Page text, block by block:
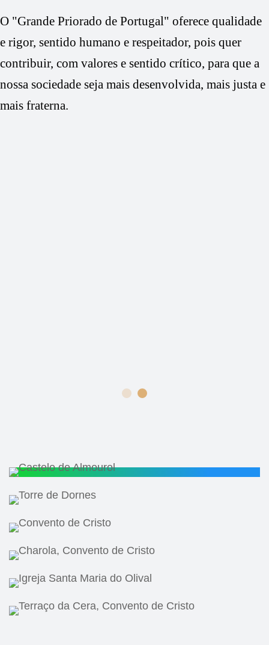
O "Grande Priorado de Portugal" oferece qualidade
e rigor, sentido humano e respeitador, pois quer
contribuir, com valores e sentido crítico, para que a
nossa sociedade seja mais desenvolvida, mais justa e
mais fraterna.